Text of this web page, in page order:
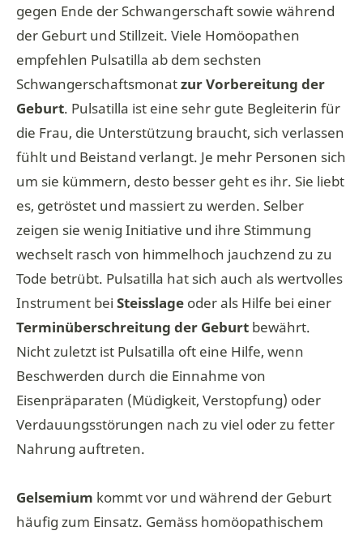
gegen Ende der Schwangerschaft sowie während
der Geburt und Stillzeit. Viele Homöopathen
empfehlen Pulsatilla ab dem sechsten
Schwangerschaftsmonatzur Vorbereitung der
Geburt. Pulsatilla ist eine sehr gute Begleiterin für
die Frau, die Unterstützung braucht, sich verlassen
fühlt und Beistand verlangt. Je mehr Personen sich
um sie kümmern, desto besser geht es ihr. Sie liebt
es, getröstet und massiert zu werden. Selber
zeigen sie wenig Initiative und ihre Stimmung
wechselt rasch von himmelhoch jauchzend zu zu
Tode betrübt. Pulsatilla hat sich auch als wertvolles
Instrument bei Steisslage oder als Hilfe bei einer
Terminüberschreitung der Geburt bewährt.
Nicht zuletzt ist Pulsatilla oft eine Hilfe, wenn
Beschwerden durch die Einnahme von
Eisenpräparaten (Müdigkeit, Verstopfung) oder
Verdauungsstörungen nach zu viel oder zu fetter
Nahrung auftreten.
Gelsemium kommt vor und während der Geburt
häufig zum Einsatz. Gemäss homöopathischem